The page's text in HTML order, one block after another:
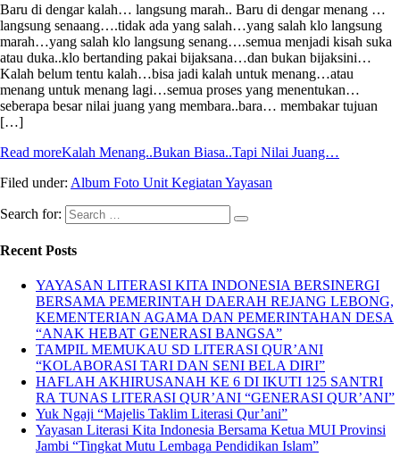
Baru di dengar kalah… langsung marah.. Baru di dengar menang …
langsung senaang….tidak ada yang salah…yang salah klo langsung
marah…yang salah klo langsung senang….semua menjadi kisah suka
atau duka..klo bertanding pakai bijaksana…dan bukan bijaksini…
Kalah belum tentu kalah…bisa jadi kalah untuk menang…atau
menang untuk menang lagi…semua proses yang menentukan…
seberapa besar nilai juang yang membara..bara… membakar tujuan
[…]
Read moreKalah Menang..Bukan Biasa..Tapi Nilai Juang…
Filed under: Album Foto Unit Kegiatan Yayasan
Search for:
Recent Posts
YAYASAN LITERASI KITA INDONESIA BERSINERGI
BERSAMA PEMERINTAH DAERAH REJANG LEBONG,
KEMENTERIAN AGAMA DAN PEMERINTAHAN DESA
“ANAK HEBAT GENERASI BANGSA”
TAMPIL MEMUKAU SD LITERASI QUR’ANI
“KOLABORASI TARI DAN SENI BELA DIRI”
HAFLAH AKHIRUSANAH KE 6 DI IKUTI 125 SANTRI
RA TUNAS LITERASI QUR’ANI “GENERASI QUR’ANI”
Yuk Ngaji “Majelis Taklim Literasi Qur’ani”
Yayasan Literasi Kita Indonesia Bersama Ketua MUI Provinsi
Jambi “Tingkat Mutu Lembaga Pendidikan Islam”